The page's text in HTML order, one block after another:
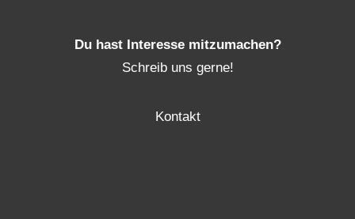
Du hast Interesse mitzumachen?
Schreib uns gerne!
Kontakt